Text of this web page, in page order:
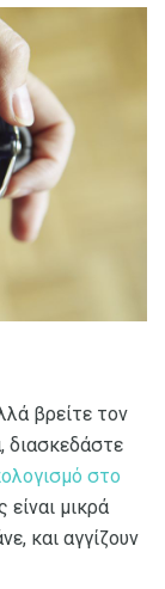
βρείτε τον
διασκεδάστε
στο
μικρά
και αγγίζουν